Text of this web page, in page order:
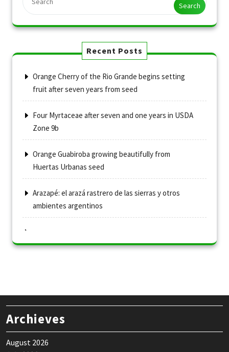
Search
Recent Posts
Orange Cherry of the Rio Grande begins setting
fruit after seven years from seed
Four Myrtaceae after seven and one years in USDA
Zone 9b
Orange Guabiroba growing beautifully from
Huertas Urbanas seed
Arazapé: el arazá rastrero de las sierras y otros
ambientes argentinos
Archieves
August 2026